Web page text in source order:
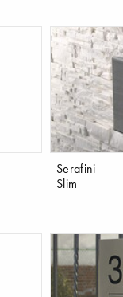
Serafini
Slim